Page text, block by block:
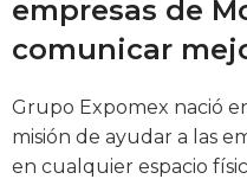
empresas de
comunicar
Grupo Expomex nació
misión de ayudar a las
en cualquier espacio